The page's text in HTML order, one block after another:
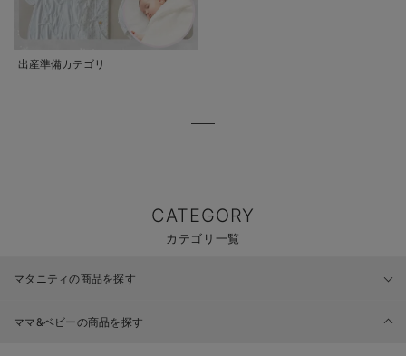
出産準備カテゴリ
CATEGORY
カテゴリ一覧
マタニティの商品を探す
ママ&ベビーの商品を探す